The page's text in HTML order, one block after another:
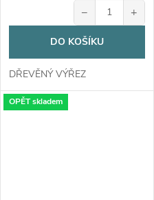
− +
DO KOŠÍKU
DŘEVĚNÝ VÝŘEZ
OPĚT skladem